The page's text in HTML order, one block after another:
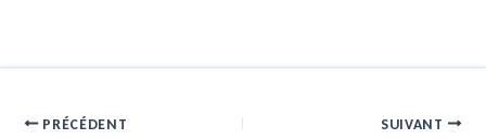
PRÉCÉDENT SUIVANT